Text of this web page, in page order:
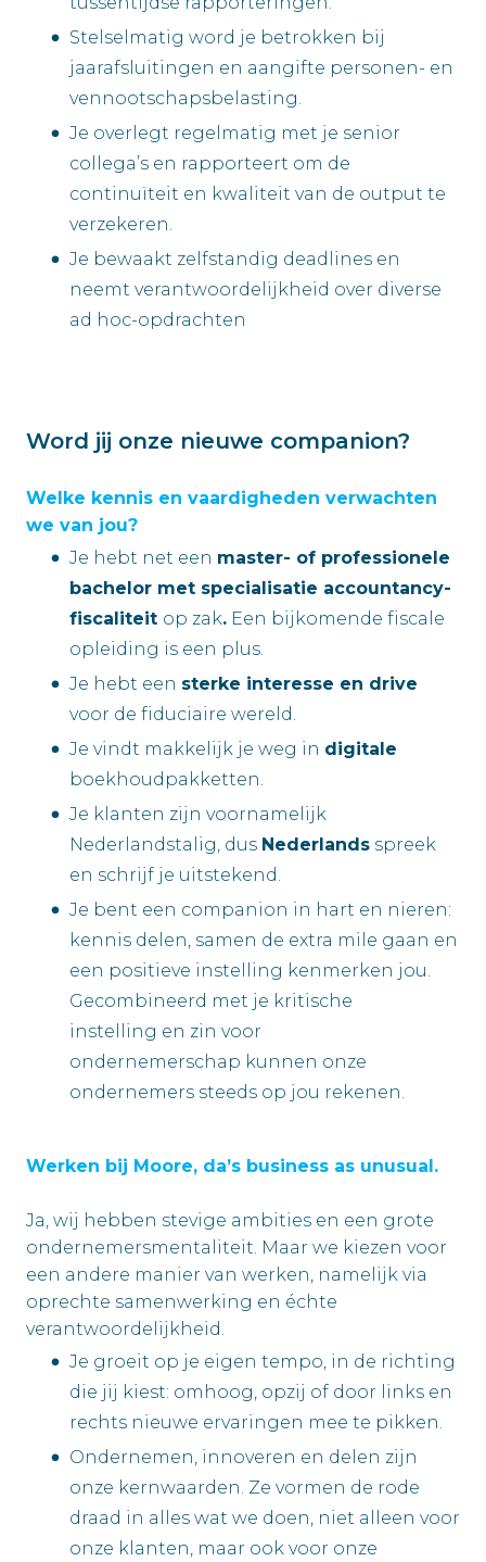
Stelselmatig word je betrokken bij
jaarafsluitingen en aangifte personen- en
vennootschapsbelasting.
Je overlegt regelmatig met je senior
collega’s en rapporteert om de
continuïteit en kwaliteit van de output te
verzekeren.
Je bewaakt zelfstandig deadlines en
neemt verantwoordelijkheid over diverse
ad hoc-opdrachten
Word jij onze nieuwe companion?
Welke kennis en vaardigheden verwachten
we van jou?
Je hebt net een master- of professionele
bachelor met specialisatie accountancy-
fiscaliteit op zak. Een bijkomende fiscale
opleiding is een plus.
Je hebt een sterke interesse en drive
voor de fiduciaire wereld.
Je vindt makkelijk je weg in digitale
boekhoudpakketten.
Je klanten zijn voornamelijk
Nederlandstalig, dus Nederlands spreek
en schrijf je uitstekend.
Je bent een companion in hart en nieren:
kennis delen, samen de extra mile gaan en
een positieve instelling kenmerken jou.
Gecombineerd met je kritische
instelling en zin voor
ondernemerschap kunnen onze
ondernemers steeds op jou rekenen.
Werken bij Moore, da’s business as unusual.
Ja, wij hebben stevige ambities en een grote
ondernemersmentaliteit. Maar we kiezen voor
een andere manier van werken, namelijk via
oprechte samenwerking en échte
verantwoordelijkheid.
Je groeit op je eigen tempo, in de richting
die jij kiest: omhoog, opzij of door links en
rechts nieuwe ervaringen mee te pikken.
Ondernemen, innoveren en delen zijn
onze kernwaarden. Ze vormen de rode
draad in alles wat we doen, niet alleen voor
onze klanten, maar ook voor onze